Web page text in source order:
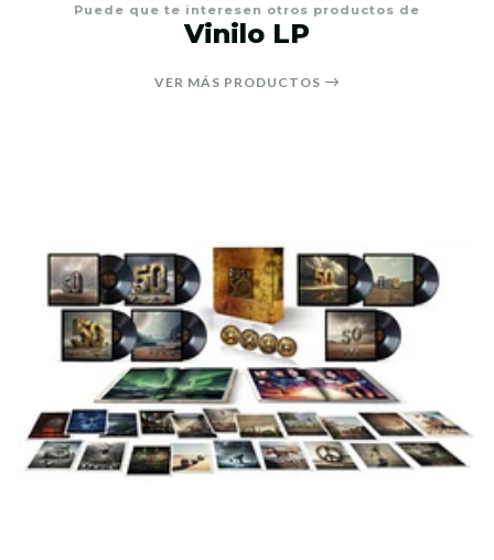
Puede que te interesen otros productos de
Vinilo LP
VER MÁS PRODUCTOS